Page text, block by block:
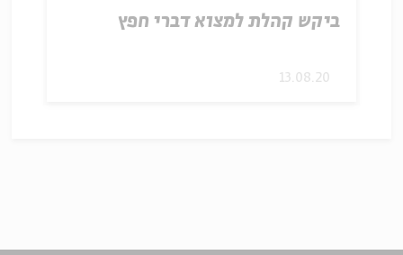
ביקש קהלת למצוא דברי חפץ
13.08.20